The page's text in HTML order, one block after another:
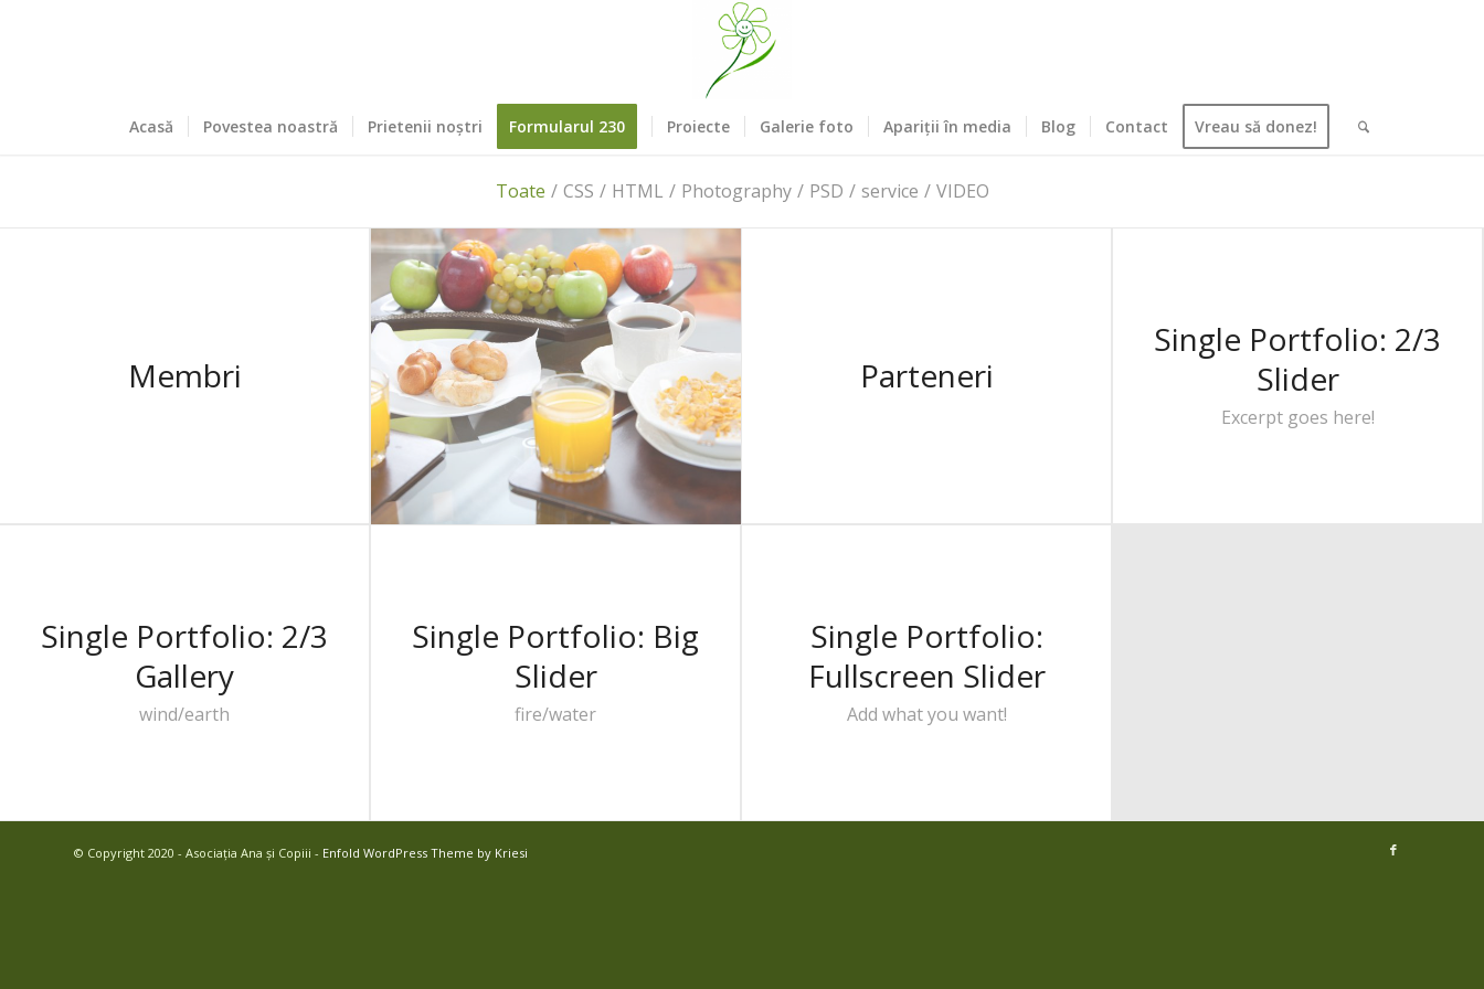
Acasă Povestea noastră Prietenii noștri Formularul 230 Proiecte Galerie foto Apariții în media Blog Contact Vreau să donez!
Toate / CSS / HTML / Photography / PSD / service / VIDEO
Membri Parteneri
Single Portfolio: 2/3
Slider
Excerpt goes here!
Single Portfolio: 2/3
Gallery
wind/earth
Single Portfolio: Big
Slider
fire/water
Single Portfolio:
Fullscreen Slider
Add what you want!
© Copyright 2020 - Asociația Ana și Copiii - Enfold WordPress Theme by Kriesi